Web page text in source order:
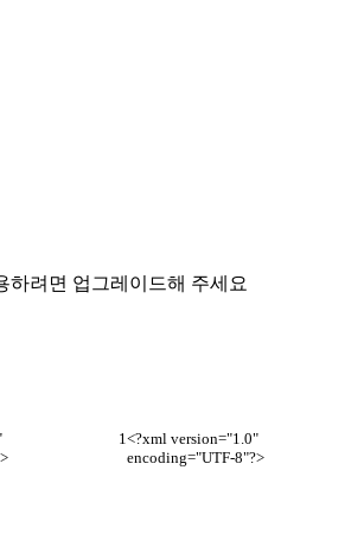
하려면 업그레이드해 주세요
<?xml version="1.0"
encoding="UTF-8"?>